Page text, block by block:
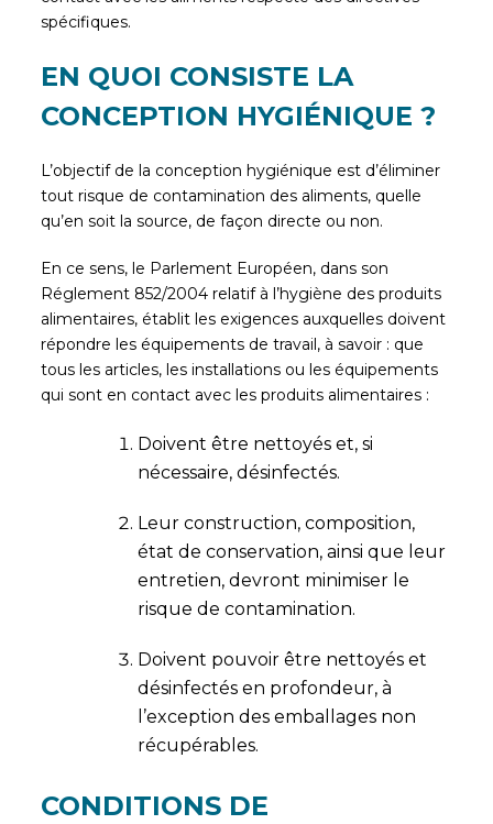
spécifiques.
EN QUOI CONSISTE LA
CONCEPTION HYGIÉNIQUE ?
L’objectif de la conception hygiénique est d’éliminer
tout risque de contamination des aliments, quelle
qu’en soit la source, de façon directe ou non.
En ce sens, le Parlement Européen, dans son
Réglement 852/2004 relatif à l’hygiène des produits
alimentaires, établit les exigences auxquelles doivent
répondre les équipements de travail, à savoir : que
tous les articles, les installations ou les équipements
qui sont en contact avec les produits alimentaires :
Doivent être nettoyés et, si
nécessaire, désinfectés.
Leur construction, composition,
état de conservation, ainsi que leur
entretien, devront minimiser le
risque de contamination.
Doivent pouvoir être nettoyés et
désinfectés en profondeur, à
l’exception des emballages non
récupérables.
CONDITIONS DE